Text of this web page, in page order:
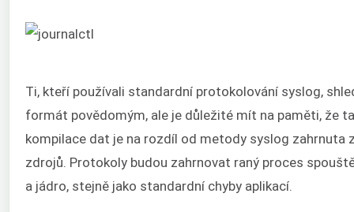
Ti, kteří používali standardní protokolování syslog,
formát povědomým, ale je důležité mít na paměti, že
kompilace dat je na rozdíl od metody syslog zahrnuta
zdrojů. Protokoly budou zahrnovat raný proces
a jádro, stejně jako standardní chyby aplikací.